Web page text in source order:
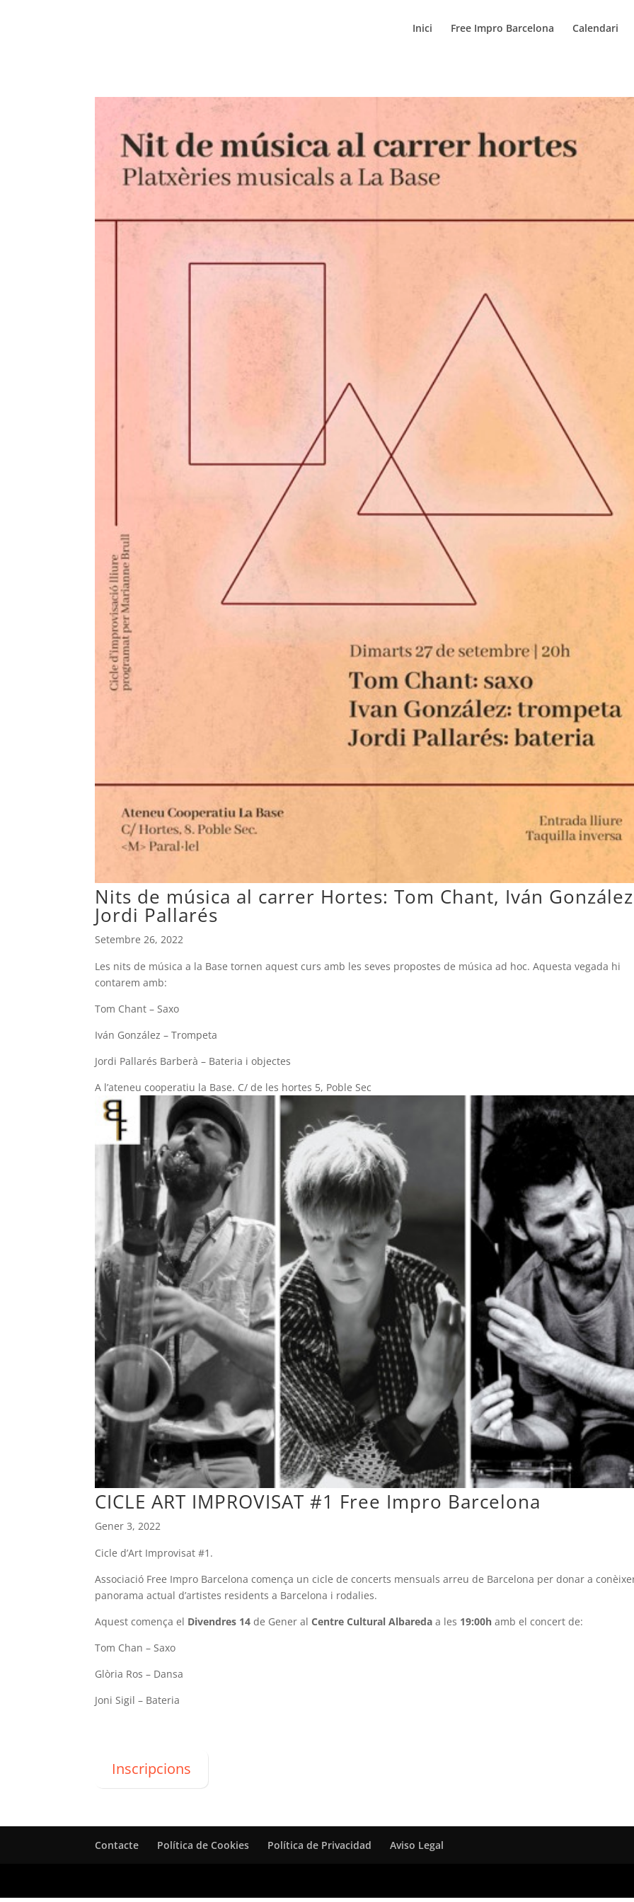
Inici Free Impro Barcelona Calendari
Nits de música al carrer Hortes: Tom Chant, Iván
Jordi Pallarés
Setembre 26, 2022
Les nits de música a la Base tornen aquest curs amb les seves propostes de música ad hoc. Aquesta vegada hi
contarem amb:
Tom Chant – Saxo
Iván González – Trompeta
Jordi Pallarés Barberà – Bateria i objectes
A l’ateneu cooperatiu la Base. C/ de les hortes 5, Poble Sec
CICLE ART IMPROVISAT #1 Free Impro Barcelona
Gener 3, 2022
Cicle d’Art Improvisat #1.
Associació Free Impro Barcelona comença un cicle de concerts mensuals arreu de Barcelona per donar a
panorama actual d’artistes residents a Barcelona i rodalies.
Aquest comença el Divendres 14 de Gener alCentre Cultural Albareda a les 19:00h amb el concert de:
Tom Chan – Saxo
Glòria Ros – Dansa
Joni Sigil – Bateria
Inscripcions
Contacte Política de Cookies Política de Privacidad Aviso Legal